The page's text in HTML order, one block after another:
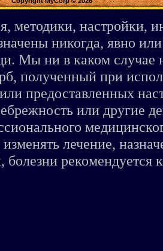
методики, настройки,
никогда, явно
Мы ни в каком случае
полученный при
предоставленных
или другие
лечение,
болезни рекомендуется